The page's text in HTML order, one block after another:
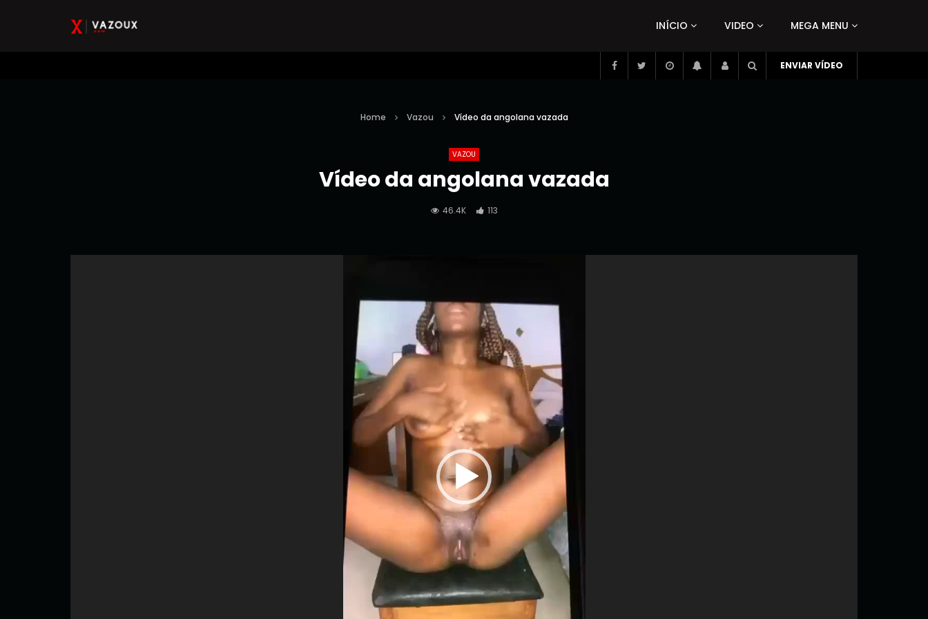
INÍCIO VIDEO MEGA MENU
ENVIAR VÍDEO
Home Vazou Vídeo da angolana vazada
VAZOU
Vídeo da angolana vazada
46.4K 113